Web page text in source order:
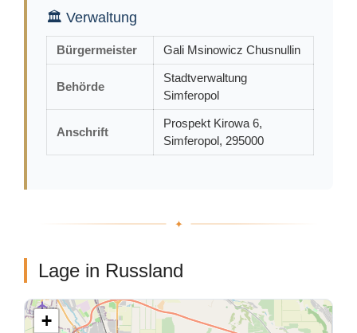
🏛 Verwaltung
Bürgermeister Gali Msinowicz Chusnullin
Behörde
Stadtverwaltung
Simferopol
Anschrift
Prospekt Kirowa 6,
Simferopol, 295000
Lage in Russland
+